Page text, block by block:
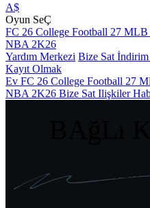
A$
Oyun SeÇ
FC 26 College Football 27 MLB
NBA 2K26
Yardım Merkezi Bize Sat İndirim
Kayıt Olmak
Ev FC 26 College Football 27
NBA 2K26 Bize Sat Ilişkiler